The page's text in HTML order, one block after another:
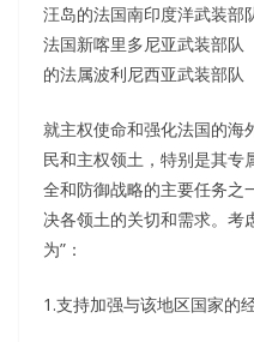
汪岛的法国南印度洋武装部
法国新喀里多尼亚武装部队
的法属波利尼西亚武装部队
就主权使命和强化法国的海
民和主权领土，特别是其专
全和防御战略的主要任务之
决各领土的关切和需求。考
为”：
1.支持加强与该地区国家的